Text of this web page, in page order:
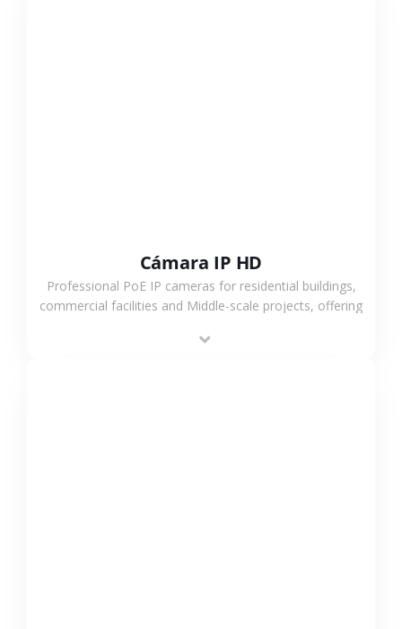
Cámara IP HD
Professional PoE IP cameras for residential buildings,
commercial facilities and Middle-scale projects, offering
support.